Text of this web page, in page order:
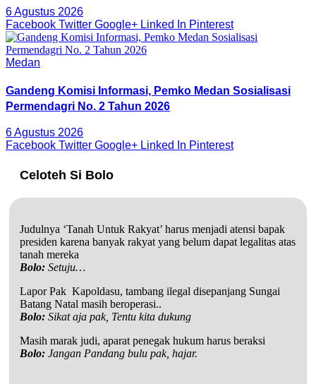
6 Agustus 2026
Facebook Twitter Google+ Linked In Pinterest
Medan
Gandeng Komisi Informasi, Pemko Medan Sosialisasi
Permendagri No. 2 Tahun 2026
6 Agustus 2026
Facebook Twitter Google+ Linked In Pinterest
Celoteh Si Bolo
Judulnya ‘Tanah Untuk Rakyat’ harus menjadi atensi bapak
presiden karena banyak rakyat yang belum dapat legalitas atas
tanah mereka
Bolo: Setuju…
Lapor Pak Kapoldasu, tambang ilegal disepanjang Sungai
Batang Natal masih beroperasi..
Bolo: Sikat aja pak, Tentu kita dukung
Masih marak judi, aparat penegak hukum harus beraksi
Bolo: Jangan Pandang bulu pak, hajar.